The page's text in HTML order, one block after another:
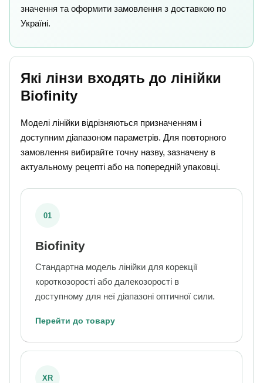
значення та оформити замовлення з доставкою по
Україні.
Які лінзи входять до лінійки
Biofinity
Моделі лінійки відрізняються призначенням і
доступним діапазоном параметрів. Для повторного
замовлення вибирайте точну назву, зазначену в
актуальному рецепті або на попередній упаковці.
01
Biofinity
Стандартна модель лінійки для корекції
короткозорості або далекозорості в
доступному для неї діапазоні оптичної сили.
Перейти до товару
XR